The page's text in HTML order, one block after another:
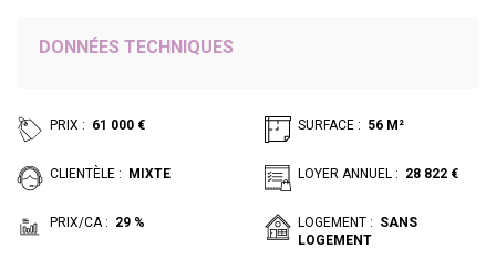
DONNÉES TECHNIQUES
PRIX : 61 000 € SURFACE : 56 M²
CLIENTÈLE : MIXTE LOYER ANNUEL : 28 822 €
PRIX/CA : 29 % LOGEMENT : SANS
LOGEMENT